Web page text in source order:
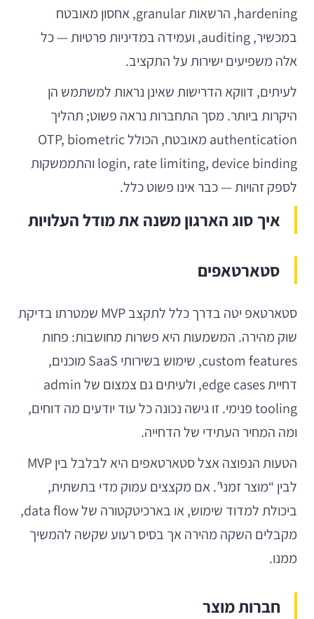
hardening, הרשאות granular, אחסון מאובטח
במכשיר, auditing, ועמידה במדיניות פרטיות — כל
אלה משפיעים ישירות על התקציב.
לעיתים, דווקא הדרישות שאינן נראות למשתמש הן
היקרות ביותר. מסך התחברות נראה פשוט; תהליך
authentication מאובטח, הכולל OTP, biometric
login, rate limiting, device binding והתממשקות
לספק זהויות — כבר אינו פשוט כלל.
איך סוג הארגון משנה את מודל העלויות
סטארטאפים
סטארטאפ יטה בדרך כלל לתקצב MVP שמטרתו בדיקת
שוק מהירה. המשמעות היא פשרות מחושבות: פחות
custom features, שימוש בשירותי SaaS מוכנים,
דחיית edge cases, ולעיתים גם צמצום של admin
tooling פנימי. זו גישה נכונה כל עוד יודעים מה דוחים,
ומה המחיר העתידי של הדחייה.
הטעות הנפוצה אצל סטארטאפים היא לבלבל בין MVP
לבין “מוצר זמני”. אם מקצצים עמוק מדי בתשתית,
ביכולת למדוד שימוש, או בארכיטקטורה של data flow,
מקבלים השקה מהירה אך בסיס רעוע שקשה להמשיך
ממנו.
חברות מוצר